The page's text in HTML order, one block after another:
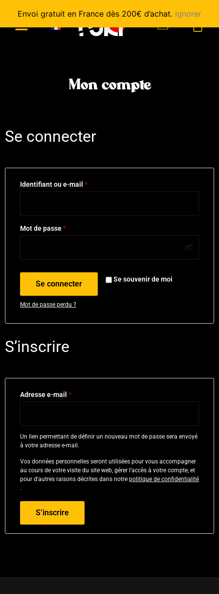
Envoi gratuit en France dès 200€ d’achat. Ignorer
Mon compte
Se connecter
Identifiant ou e-mail *
Mot de passe*
Se souvenir de moi
Se connecter
Mot de passe perdu ?
S’inscrire
Adresse e-mail *
Un lien permettant de définir un nouveau mot de passe sera envoyé
à votre adresse e-mail.
Vos données personnelles seront utilisées pour vous accompagner
au cours de votre visite du site web, gérer l’accès à votre compte, et
pour d’autres raisons décrites dans notre politique de confidentialité
.
S’inscrire